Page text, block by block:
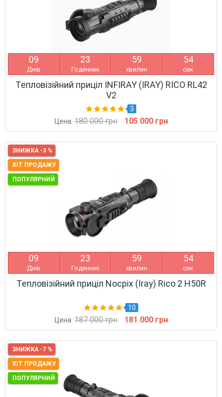
09
Днів
23
Годинник
59
хвилин
53
сек
Тепловізійний приціл INFIRAY (IRAY) RICO RL42
V2
3
Цена:180 000 грн 105 000 грн
ЗНИЖКА -3 %
ХІТ ПРОДАЖУ
ПОПУЛЯРНИЙ
09
Днів
23
Годинник
59
хвилин
53
сек
Тепловізійний приціл Nocpix (Iray) Rico 2 H50R
10
Цена:187 000 грн 181 000 грн
ЗНИЖКА -7 %
ХІТ ПРОДАЖУ
ПОПУЛЯРНИЙ